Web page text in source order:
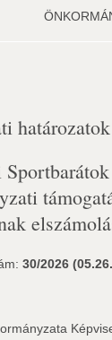
30/2026